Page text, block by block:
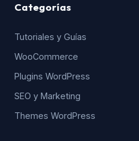
Categorías
Tutoriales y Guías
WooCommerce
Plugins WordPress
SEO y Marketing
Themes WordPress